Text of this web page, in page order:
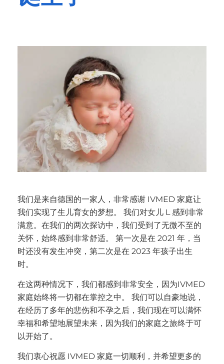
我们是来自德国的一家人，非常感谢 IVMED 家庭让
我们实现了生儿育女的梦想。 我们对女儿 L 感到非常
满意。在我们的两次探访中，我们受到了无微不至的
关怀，始终感到非常舒适。 第一次是在 2021 年，当
时还没有发生冲突，第二次是在 2023 年孩子出生
时。
在这两种情况下，我们都感到非常安全，因为IVMED
家庭始终将一切都在掌控之中。 我们可以自豪地说，
在经历了多年的悲伤和不孕之后，我们现在可以满怀
幸福和希望地展望未来，因为我们的家庭之旅终于可
以开始了。
我们衷心祝愿 IVMED 家庭一切顺利，并希望更多的